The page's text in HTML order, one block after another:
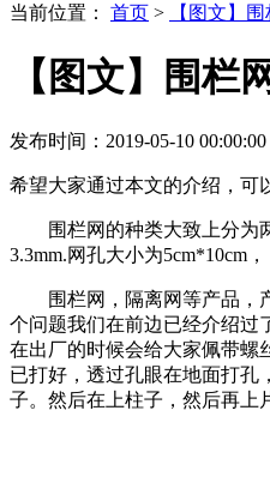
当前位置： 首页 > 【图文】
【图文】围栏
发布时间：2019-05-10
希望大家通过本文的介绍，可
围栏网的种类大致上分为
3.3mm.网孔大小为5cm*10cm
围栏网，隔离网等产品，
个问题我们在前边已经介绍过
在出厂的时候会给大家佩带螺
已打好，透过孔眼在地面打孔
子。然后在上柱子，然后再上